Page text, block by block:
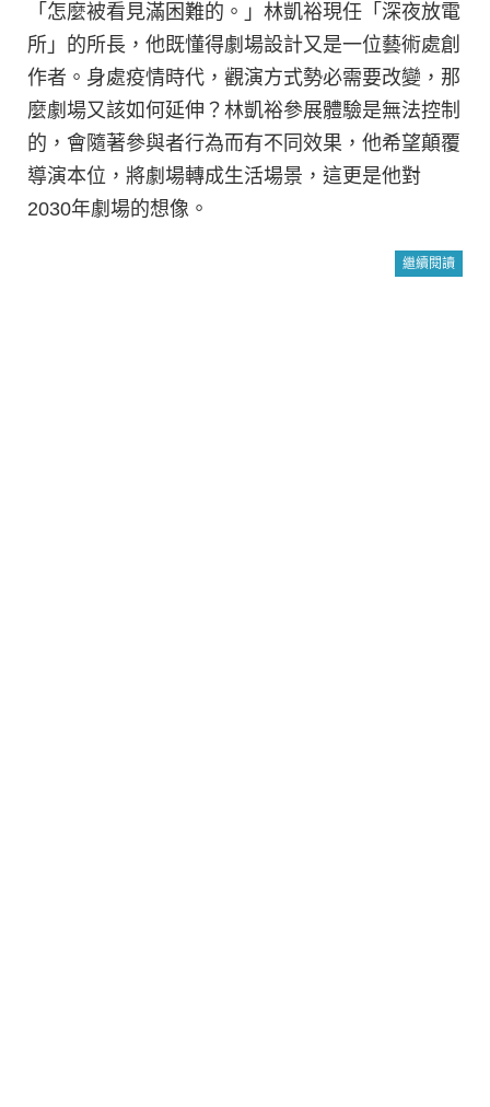
「怎麼被看見滿困難的。」林凱裕現任「深夜放電
所」的所長，他既懂得劇場設計又是一位藝術處創
作者。身處疫情時代，觀演方式勢必需要改變，那
麼劇場又該如何延伸？林凱裕參展體驗是無法控制
的，會隨著參與者行為而有不同效果，他希望顛覆
導演本位，將劇場轉成生活場景，這更是他對
2030年劇場的想像。
繼續閱讀